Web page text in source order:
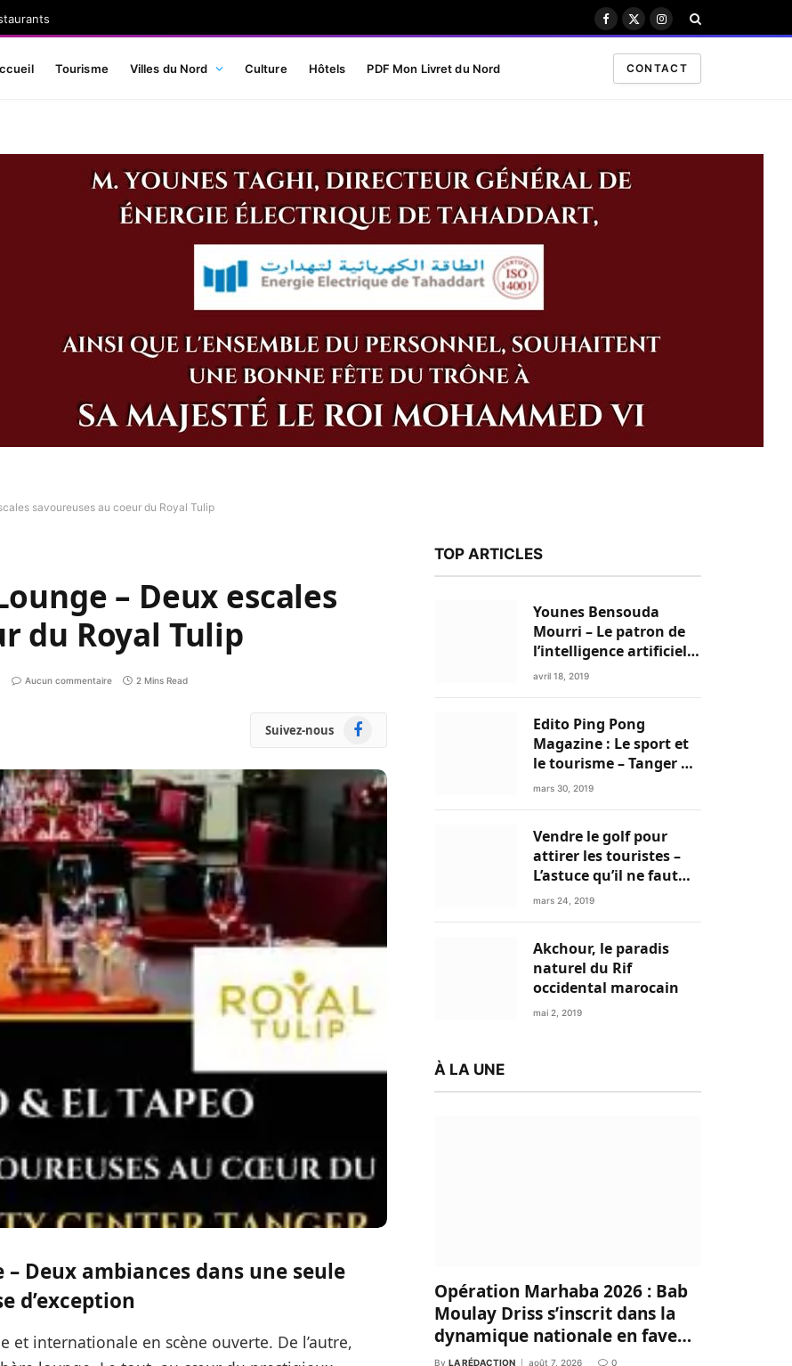
Facebook
X
Instagram
Tourisme Villes du Nord Culture Hôtels PDF Mon Livret du Nord CONTACT
savoureuses au coeur du Royal Tulip
– Deux escales
du Royal Tulip
Aucun commentaire 2 Mins Read
Suivez-nous Facebook
– Deux ambiances dans une seule
d’exception
et internationale en scène ouverte. De l’autre,
TOP ARTICLES
Younes Bensouda
Mourri – Le patron de
l’intelligence artificielle
est un Marocain
avril 18, 2019
Edito Ping Pong
Magazine : Le sport et
le tourisme – Tanger a
tout pour réussir!
mars 30, 2019
Vendre le golf pour
attirer les touristes –
L’astuce qu’il ne faut
plus négliger
mars 24, 2019
Akchour, le paradis
naturel du Rif
occidental marocain
mai 2, 2019
À LA UNE
Opération Marhaba 2026 : Bab
Moulay Driss s’inscrit dans la
dynamique nationale en faveur
des Marocains du Monde
By LA RÉDACTION août 7, 2026 0